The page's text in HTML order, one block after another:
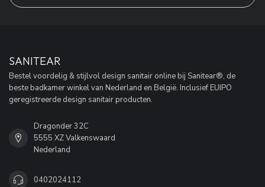
SANITEAR
Bestel voordelig & stijlvol design sanitair online bij Sanitear®, de
beste badkamer winkel van Nederland en België. Inclusief EUIPO
geregistreerde design sanitair producten.
Dragonder 32C
5555 XZ Valkenswaard
Nederland
0402024112